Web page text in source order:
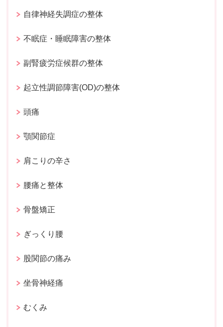
自律神経失調症の整体
不眠症・睡眠障害の整体
副腎疲労症候群の整体
起立性調節障害(OD)の整体
頭痛
顎関節症
肩こりの辛さ
腰痛と整体
骨盤矯正
ぎっくり腰
股関節の痛み
坐骨神経痛
むくみ